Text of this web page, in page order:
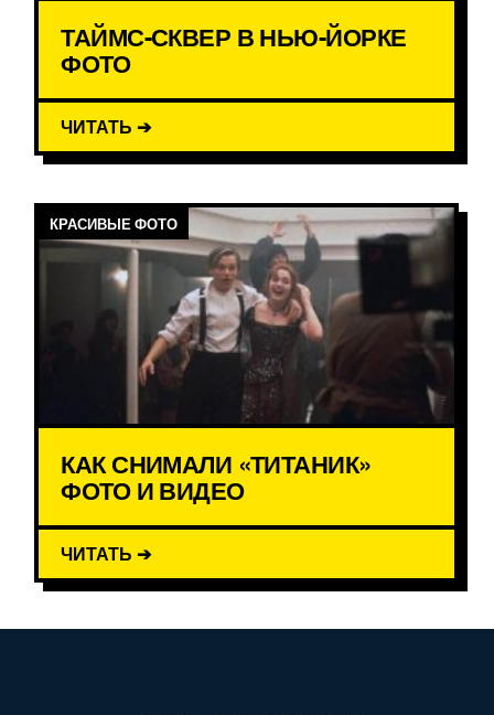
ТАЙМС-СКВЕР В НЬЮ-ЙОРКЕ
ФОТО
ЧИТАТЬ ➔
КРАСИВЫЕ ФОТО
КАК СНИМАЛИ «ТИТАНИК»
ФОТО И ВИДЕО
ЧИТАТЬ ➔